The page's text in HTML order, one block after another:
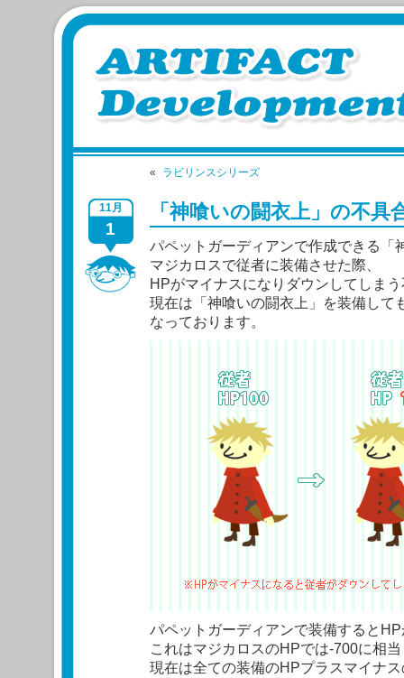
« ラビリンスシリーズ
11月
1
「神喰いの闘衣上」の不具
パペットガーディアンで作成できる「
マジカロスで従者に装備させた際、
HPがマイナスになりダウンしてしま
現在は「神喰いの闘衣上」を装備して
なっております。
パペットガーディアンで装備すると
これはマジカロスのHPでは-700に相
現在は全ての装備のHPプラスマイナ